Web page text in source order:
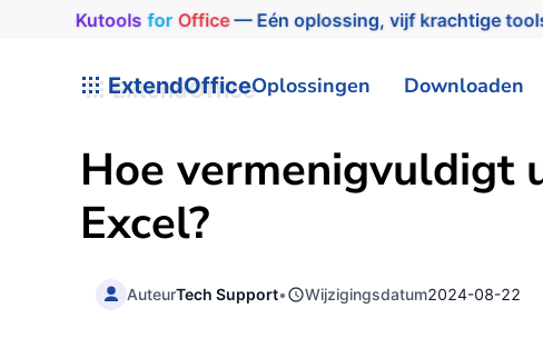
Kutools for Office— Eén oplossing, vijf krachtige
ExtendOfficeOplossingen Downloaden
Hoe vermenigvuldigt
Excel?
AuteurTech Support• Wijzigingsdatum2024-08-22